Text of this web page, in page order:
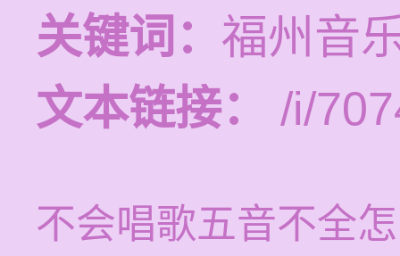
关键词： 福州音
文本链接：
/i/
不会唱歌五音不全